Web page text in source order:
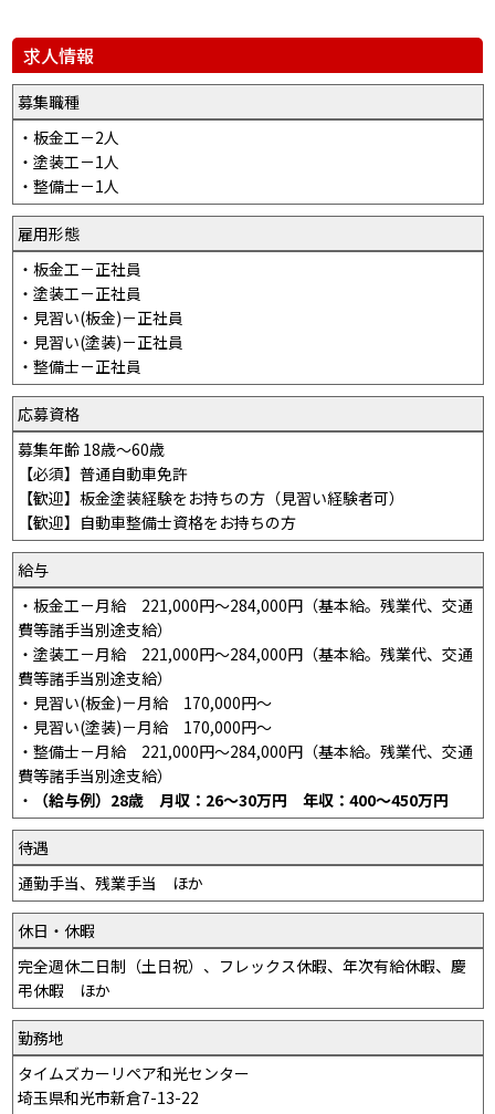
求人情報
募集職種
・板金工－2人
・塗装工－1人
・整備士－1人
雇用形態
・板金工－正社員
・塗装工－正社員
・見習い(板金)－正社員
・見習い(塗装)－正社員
・整備士－正社員
応募資格
募集年齢 18歳～60歳
【必須】普通自動車免許
【歓迎】板金塗装経験をお持ちの方（見習い経験者可）
【歓迎】自動車整備士資格をお持ちの方
給与
・板金工－月給 221,000円～284,000円（基本給。残業代、交通
費等諸手当別途支給）
・塗装工－月給 221,000円～284,000円（基本給。残業代、交通
費等諸手当別途支給）
・見習い(板金)－月給 170,000円～
・見習い(塗装)－月給 170,000円～
・整備士－月給 221,000円～284,000円（基本給。残業代、交通
費等諸手当別途支給）
・
（給与例）28歳 月収：26～30万円 年収：400～450万円
待遇
通勤手当、残業手当 ほか
休日・休暇
完全週休二日制（土日祝）、フレックス休暇、年次有給休暇、慶
弔休暇 ほか
勤務地
タイムズカーリペア和光センター
埼玉県和光市新倉7-13-22